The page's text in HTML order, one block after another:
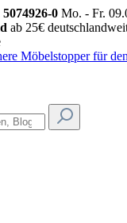
0 Mo. - Fr.
ab 25€